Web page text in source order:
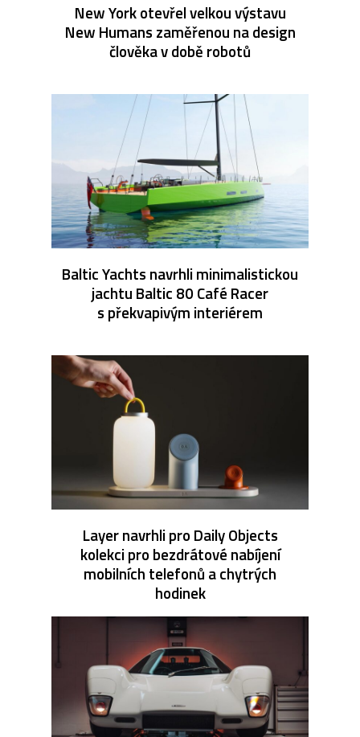
New York otevřel velkou výstavu
New Humans zaměřenou na design
člověka v době robotů
Baltic Yachts navrhli minimalistickou
jachtu Baltic 80 Café Racer
s překvapivým interiérem
Layer navrhli pro Daily Objects
kolekci pro bezdrátové nabíjení
mobilních telefonů a chytrých
hodinek